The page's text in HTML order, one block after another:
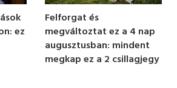
ez
Felforgat és
megváltoztat ez a 4 nap
augusztusban: mindent
megkap ez a 2 csillagjegy